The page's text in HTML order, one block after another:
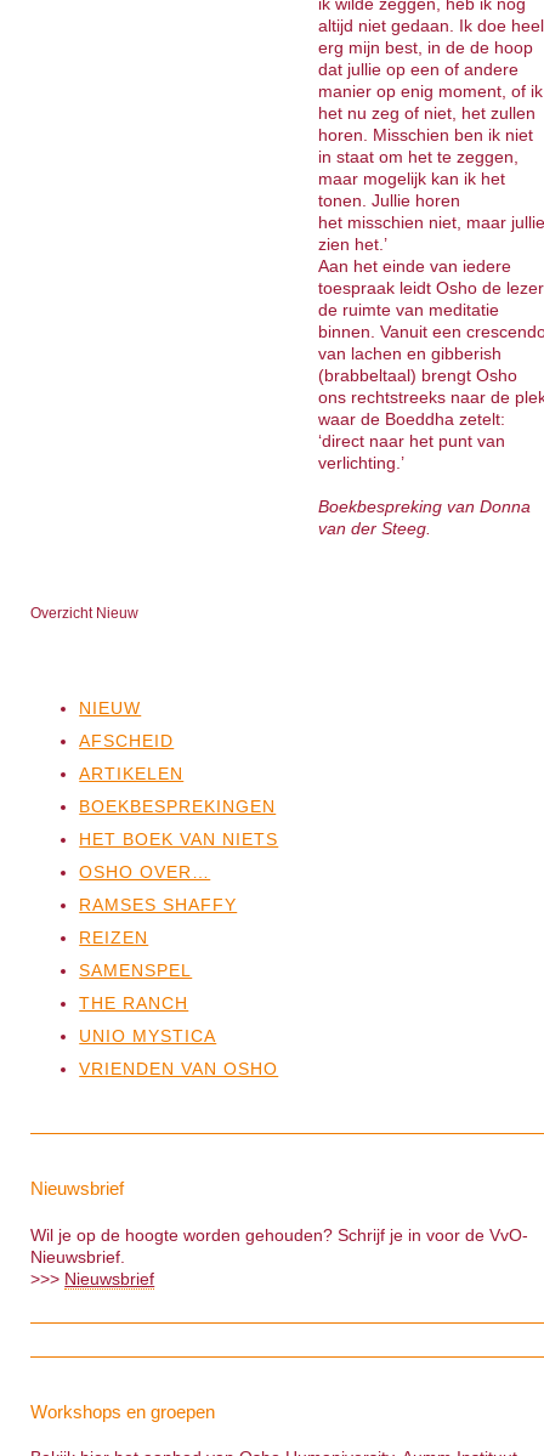
altijd niet gedaan. Ik doe heel
erg mijn best, in de de hoop
dat jullie op een of andere
manier op enig moment, of ik
het nu zeg of niet, het zullen
horen. Misschien ben ik niet
in staat om het te zeggen,
maar mogelijk kan ik het
tonen. Jullie horen
het misschien niet, maar jullie
zien het.’
Aan het einde van iedere
toespraak leidt Osho de lezer
de ruimte van meditatie
binnen. Vanuit een
van lachen en gibberish
(brabbeltaal) brengt Osho
ons rechtstreeks naar de
waar de Boeddha zetelt:
‘direct naar het punt van
verlichting.’
Boekbespreking van Donna
van der Steeg.
Overzicht Nieuw
NIEUW
AFSCHEID
ARTIKELEN
BOEKBESPREKINGEN
HET BOEK VAN NIETS
OSHO OVER…
RAMSES SHAFFY
REIZEN
SAMENSPEL
THE RANCH
UNIO MYSTICA
VRIENDEN VAN OSHO
Nieuwsbrief
Wil je op de hoogte worden gehouden? Schrijf je in voor de VvO-
Nieuwsbrief.
>>> Nieuwsbrief
Workshops en groepen